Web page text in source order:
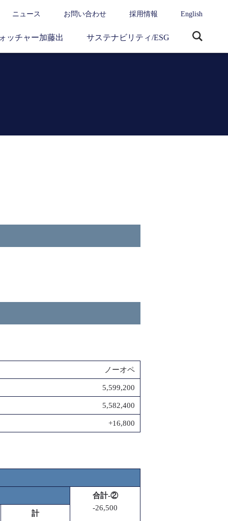
ニュース お問い合わせ 採用情報 English
ッチャー加藤出 サステナビリティ/ESG
ノーオペ
5,599,200
5,582,400
+16,800
合計-②
-26,500
計